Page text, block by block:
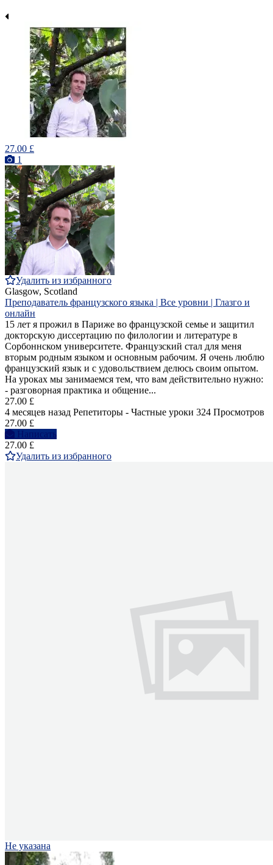
27.00 £
1
Удалить из избранного
Glasgow, Scotland
Преподаватель французского языка | Все уровни | Глазго и
онлайн
15 лет я прожил в Париже во французской семье и защитил
докторскую диссертацию по филологии и литературе в
Сорбоннском университете. Французский стал для меня
вторым родным языком и основным рабочим. Я очень люблю
французский язык и с удовольствием делюсь своим опытом.
На уроках мы занимаемся тем, что вам действительно нужно:
- разговорная практика и общение...
27.00 £
4 месяцев назад Репетиторы - Частные уроки 324 Просмотров
27.00 £
Написать
27.00 £
Удалить из избранного
Не указана